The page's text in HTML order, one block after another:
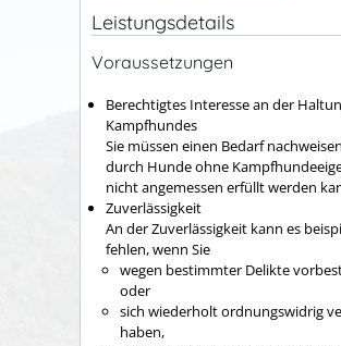
Leistungsdetails
Voraussetzungen
Berechtigtes Interesse an der
Kampfhundes
Sie müssen einen Bedarf
durch Hunde ohne
nicht angemessen erfüllt werden
Zuverlässigkeit
An der Zuverlässigkeit kann es
fehlen, wenn Sie
wegen bestimmter Delikte
oder
sich wiederholt ordnungswidrig
haben,